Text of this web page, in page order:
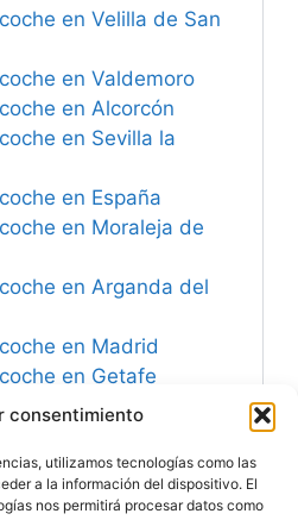
consentimiento
utilizamos tecnologías como las
a la información del dispositivo. El
nos permitirá procesar datos como
en Velilla de San
en Valdemoro
en Alcorcón
en Sevilla la
en España
en Moraleja de
en Arganda del
en Madrid
en Getafe
en
en Fuenlabrada